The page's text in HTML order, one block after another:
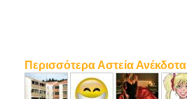
Περισσότερα Αστεία Ανέκδοτα